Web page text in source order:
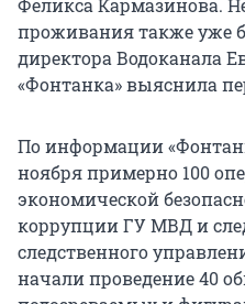
Феликса Кармазинова.
проживания также уже
директора Водоканала
«Фонтанка» выяснила
По информации
ноября примерно 100
экономической
коррупции ГУ МВД и
следственного
начали проведение 40